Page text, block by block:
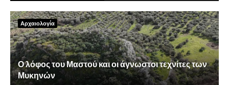
Αρχαιολογία
Ο λόφος του Μαστού και οι άγνωστοι τεχνίτες των
Μυκηνών